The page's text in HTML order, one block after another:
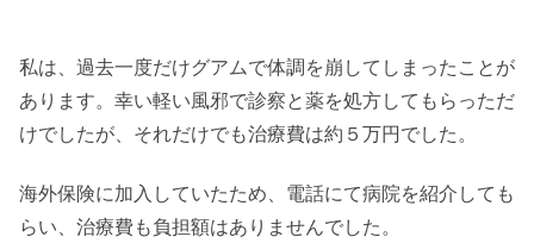
私は、過去一度だけグアムで体調を崩してしまったことが
あります。幸い軽い風邪で診察と薬を処方してもらっただ
けでしたが、それだけでも治療費は約５万円でした。
海外保険に加入していたため、電話にて病院を紹介しても
らい、治療費も負担額はありませんでした。